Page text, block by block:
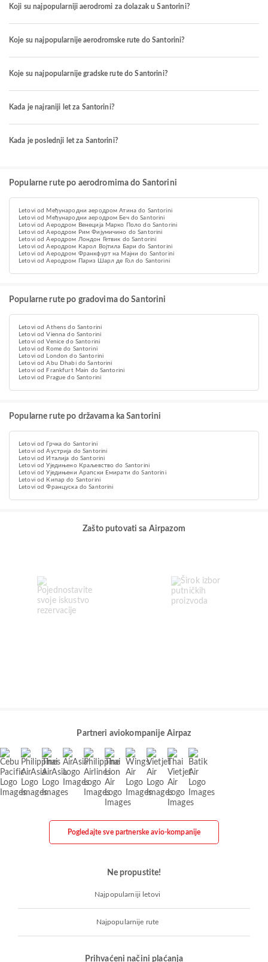
Koji su najpopularniji aerodromi za dolazak u Santorini?
Koje su najpopularnije aerodromske rute do Santorini?
Koje su najpopularnije gradske rute do Santorini?
Kada je najraniji let za Santorini?
Kada je poslednji let za Santorini?
Popularne rute po aerodromima do Santorini
Letovi od Међународни аеродром Атина do Santorini
Letovi od Међународни аеродром Беч do Santorini
Letovi od Aеродром Венеција Марко Поло do Santorini
Letovi od Аеродром Рим Фијумичино do Santorini
Letovi od Аеродром Лондон Гетвик do Santorini
Letovi od Аеродром Карол Војтила Бари do Santorini
Letovi od Aеродром Франкфурт на Мајни do Santorini
Letovi od Aеродром Париз Шарл де Гол do Santorini
Popularne rute po gradovima do Santorini
Letovi od Athens do Santorini
Letovi od Vienna do Santorini
Letovi od Venice do Santorini
Letovi od Rome do Santorini
Letovi od London do Santorini
Letovi od Abu Dhabi do Santorini
Letovi od Frankfurt Main do Santorini
Letovi od Prague do Santorini
Popularne rute po državama ka Santorini
Letovi od Грчка do Santorini
Letovi od Аустрија do Santorini
Letovi od Италија do Santorini
Letovi od Уједињено Краљевство do Santorini
Letovi od Уједињени Арапски Емирати do Santorini
Letovi od Кипар do Santorini
Letovi od Француска do Santorini
Zašto putovati sa Airpazom
Partneri aviokompanije Airpaz
Pogledajte sve partnerske avio-kompanije
Ne propustite!
Najpopularniji letovi
Najpopularnije rute
Prihvaćeni načini plaćanja